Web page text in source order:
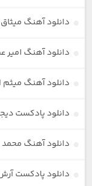
دانلود آهنگ
دانلود آهنگ امیر
دانلود آهنگ میثم
دانلود پادکست
دانلود آهنگ محمد
دانلود پادکست